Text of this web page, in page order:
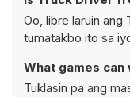
Oo, libre laruin ang
tumatakbo ito sa
What games can
Tuklasin pa ang